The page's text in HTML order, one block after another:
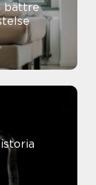
bättre